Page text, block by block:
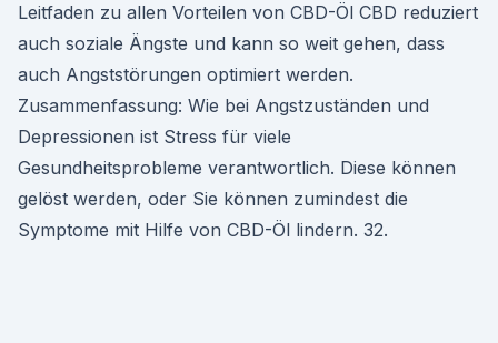
Leitfaden zu allen Vorteilen von CBD-Öl CBD reduziert
auch soziale Ängste und kann so weit gehen, dass
auch Angststörungen optimiert werden.
Zusammenfassung: Wie bei Angstzuständen und
Depressionen ist Stress für viele
Gesundheitsprobleme verantwortlich. Diese können
gelöst werden, oder Sie können zumindest die
Symptome mit Hilfe von CBD-Öl lindern. 32.